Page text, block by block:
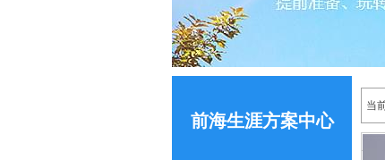
前海生涯方案中心
当